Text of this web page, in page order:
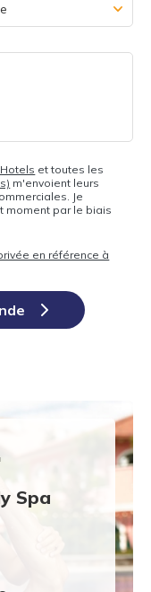
et toutes les
m'envoient leurs
Je
moment par le biais
en référence à
Spa